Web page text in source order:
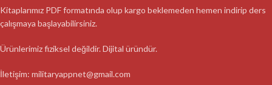
Kitaplarımız PDF formatında olup kargo beklemeden hemen indirip ders
çalışmaya başlayabilirsiniz.
Ürünlerimiz fiziksel değildir. Dijital üründür.
İletişim: militaryappnet@gmail.com